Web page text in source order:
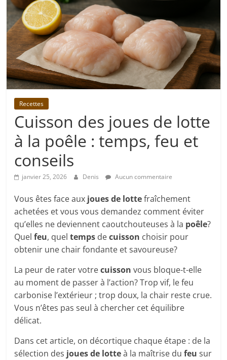
Recettes
Cuisson des joues de lotte
à la poêle : temps, feu et
conseils
janvier 25, 2026 Denis Aucun commentaire
Vous êtes face aux joues de lottefraîchement
achetées et vous vous demandez comment éviter
qu’elles ne deviennent caoutchouteuses à la poêle?
Quelfeu, queltemps decuisson choisir pour
obtenir une chair fondante et savoureuse?
La peur de rater votrecuisson vous bloque-t-elle
au moment de passer à l’action? Trop vif, le feu
carbonise l’extérieur ; trop doux, la chair reste crue.
Vous n’êtes pas seul à chercher cet équilibre
délicat.
Dans cet article, on décortique chaque étape : de la
sélection des joues de lotteà la maîtrise dufeu sur